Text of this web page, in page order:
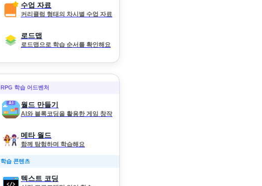
수업 자료
커리큘럼 형태의 차시별 수업 자료
로드맵
로드맵으로 학습 순서를 확인해요
RPG 학습 어드벤처
월드 만들기
AI와 블록코딩을 활용한 게임 창작
메타 월드
함께 탐험하며 학습해요
학습 콘텐츠
텍스트 코딩